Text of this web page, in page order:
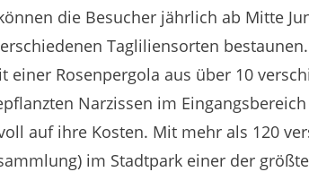
die Besucher jährlich ab Mitte
Tagliliensorten
einer Rosenpergola aus über 10
Narzissen im
auf ihre Kosten. Mit mehr als 120
im Stadtpark einer der